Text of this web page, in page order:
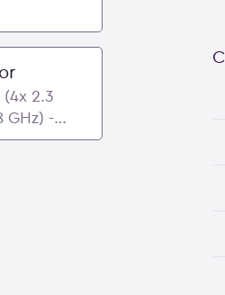
2.3
GHz) -